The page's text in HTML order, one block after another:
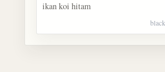
ikan koi hitam